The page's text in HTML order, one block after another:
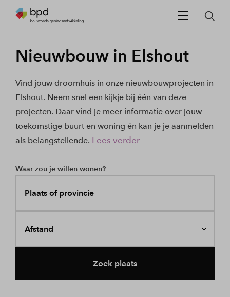
Nieuwbouw in Elshout
Vind jouw droomhuis in onze nieuwbouwprojecten in
Elshout. Neem snel een kijkje bij één van deze
projecten. Daar vind je meer informatie over jouw
toekomstige buurt en woning én kan je je aanmelden
als belangstellende. Lees verder
Waar zou je willen wonen?
Plaats of provincie
Afstand
Zoek plaats